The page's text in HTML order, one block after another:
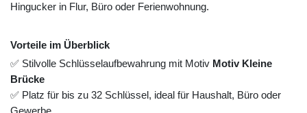
Hingucker in Flur, Büro oder Ferienwohnung.
Vorteile im Überblick
✅ Stilvolle Schlüsselaufbewahrung mit Motiv Motiv Kleine
Brücke
✅ Platz für bis zu 32 Schlüssel, ideal für Haushalt, Büro oder